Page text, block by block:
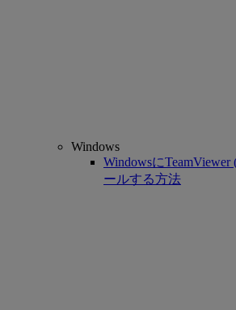
Windows
WindowsにTeamViewer
ールする方法